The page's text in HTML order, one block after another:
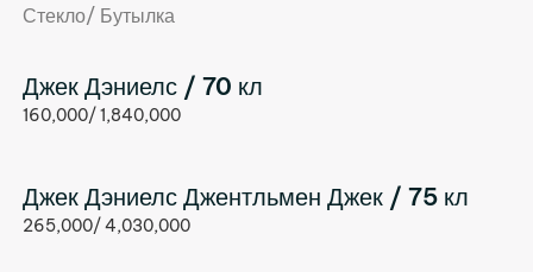
Стекло/ Бутылка
Джек Дэниелс / 70 кл
160,000/ 1,840,000
Джек Дэниелс Джентльмен Джек / 75 кл
265,000/ 4,030,000